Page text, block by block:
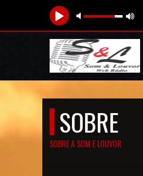
SOBRE
SOBRE A SOM E LOUVOR